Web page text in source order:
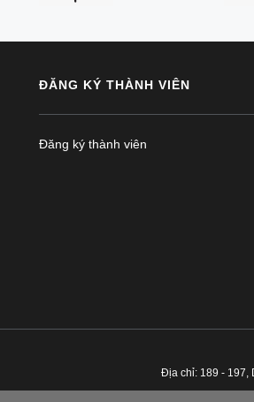
ĐĂNG KÝ THÀNH VIÊN
Đăng ký thành viên
Địa chỉ: 189 - 197,